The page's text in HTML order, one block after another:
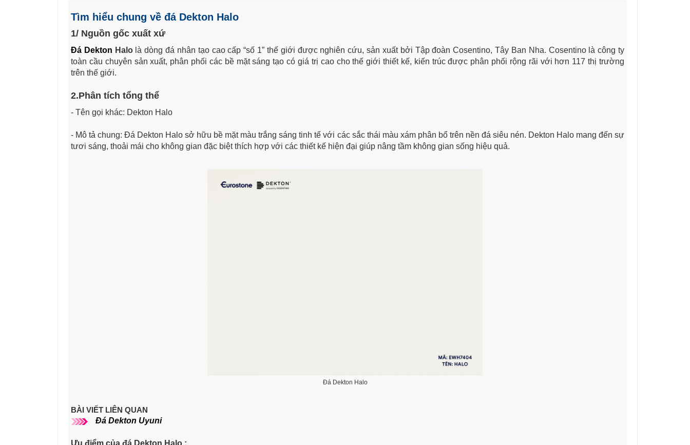
Tìm hiểu chung về đá Dekton Halo
1/ Nguồn gốc xuất xứ
Đá Dekton Halo là dòng đá nhân tạo cao cấp “số 1” thế giới được nghiên cứu, sản xuất bởi Tập đoàn Cosentino, Tây Ban Nha. Cosentino là công ty
toàn cầu chuyên sản xuất, phân phối các bề mặt sáng tạo có giá trị cao cho thế giới thiết kế, kiến trúc được phân phối rộng rãi với hơn 117 thị trường
trên thế giới.
2.Phân tích tổng thể
- Tên gọi khác: Dekton Halo
- Mô tả chung: Đá Dekton Halo sở hữu bề mặt màu trắng sáng tinh tế với các sắc thái màu xám phân bổ trên nền đá siêu nén. Dekton Halo mang đến sự
tươi sáng, thoải mái cho không gian đặc biệt thích hợp với các thiết kế hiện đại giúp nâng tầm không gian sống hiệu quả.
Đá Dekton Halo
BÀI VIẾT LIÊN QUAN
Đá Dekton Uyuni
Ưu điểm của đá Dekton Halo :